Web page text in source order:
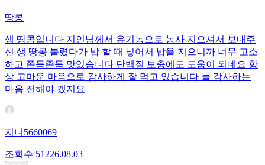
땅콩
생 땅콩입니다 지인님께서 유기농으로 농사 지으셔서 보내주
신 생 땅콩 불렸다가 밥 할 때 넣어서 밥을 지으니까 너무 고소
하고 쫀득존득 맛있습니다 단백질 보충에도 도움이 되네요 항
상 고마운 마음으로 감사하게 잘 먹고 있습니다 늘 감사하는
마음 전해야 겠지요
지니5660069
조회수 51226.08.03